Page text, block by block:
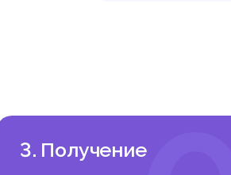
терр
есть
опер
3. Получение